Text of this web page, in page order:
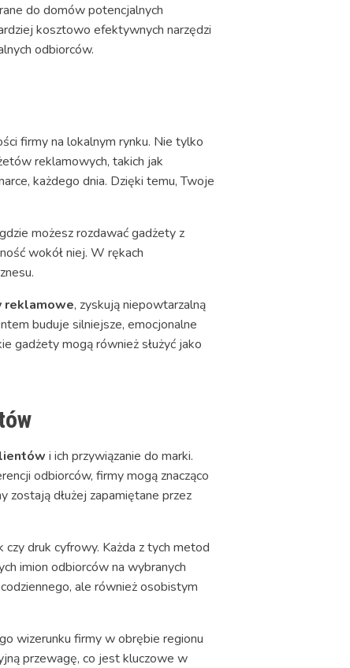
do domów potencjalnych
kosztowo efektywnych narzędzi
odbiorców.
firmy na lokalnym rynku. Nie tylko
reklamowych, takich jak
każdego dnia. Dzięki temu, Twoje
możesz rozdawać gadżety z
wokół niej. W rękach
reklamowe, zyskują niepowtarzalną
buduje silniejsze, emocjonalne
gadżety mogą również służyć jako
i ich przywiązanie do marki.
odbiorców, firmy mogą znacząco
zostają dłużej zapamiętane przez
druk cyfrowy. Każda z tych metod
imion odbiorców na wybranych
ale również osobistym
wizerunku firmy w obrębie regionu
przewagę, co jest kluczowe w